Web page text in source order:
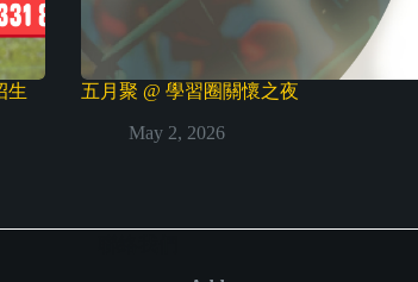
生
五月聚 @ 學習圈關懷之夜
May 2, 2026